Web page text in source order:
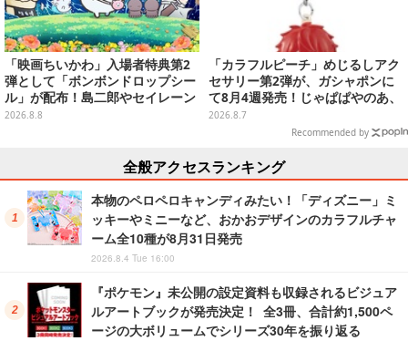
「映画ちいかわ」入場者特典第2
弾として「ボンボンドロップシー
ル」が配布！島二郎やセイレーン
はもちろん、人魚のウロコまで…
2026.8.8
「カラフルピーチ」めじるしアク
セサリー第2弾が、ガシャポンに
て8月4週発売！じゃぱぱやのあ、
シヴァたちメンバー11名分ライン
2026.8.7
Recommended by
全般アクセスランキング
本物のペロペロキャンディみたい！「ディズニー」ミ
ッキーやミニーなど、おかおデザインのカラフルチャ
ーム全10種が8月31日発売
2026.8.4 Tue 16:00
『ポケモン』未公開の設定資料も収録されるビジュア
ルアートブックが発売決定！ 全3冊、合計約1,500ペ
ージの大ボリュームでシリーズ30年を振り返る